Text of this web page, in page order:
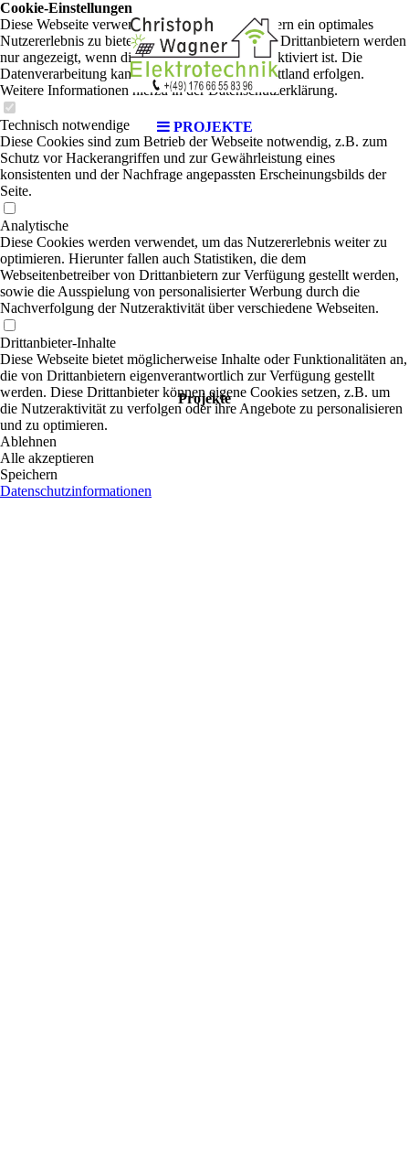
PROJEKTE
Projekte
Cookie-Einstellungen
Diese Webseite verwendet Cookies, um Besuchern ein optimales
Nutzererlebnis zu bieten. Bestimmte Inhalte von Drittanbietern werden
nur angezeigt, wenn die entsprechende Option aktiviert ist. Die
Datenverarbeitung kann dann auch in einem Drittland erfolgen.
Weitere Informationen hierzu in der Datenschutzerklärung.
Technisch notwendige
Diese Cookies sind zum Betrieb der Webseite notwendig, z.B. zum
Schutz vor Hackerangriffen und zur Gewährleistung eines
konsistenten und der Nachfrage angepassten Erscheinungsbilds der
Seite.
Analytische
Diese Cookies werden verwendet, um das Nutzererlebnis weiter zu
optimieren. Hierunter fallen auch Statistiken, die dem
Webseitenbetreiber von Drittanbietern zur Verfügung gestellt werden,
sowie die Ausspielung von personalisierter Werbung durch die
Nachverfolgung der Nutzeraktivität über verschiedene Webseiten.
Drittanbieter-Inhalte
Diese Webseite bietet möglicherweise Inhalte oder Funktionalitäten an,
die von Drittanbietern eigenverantwortlich zur Verfügung gestellt
werden. Diese Drittanbieter können eigene Cookies setzen, z.B. um
die Nutzeraktivität zu verfolgen oder ihre Angebote zu personalisieren
und zu optimieren.
Ablehnen
Alle akzeptieren
Speichern
Datenschutzinformationen